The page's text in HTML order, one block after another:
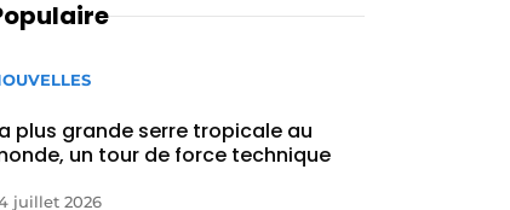
plus grande serre tropicale au
un tour de force technique
juillet 2026